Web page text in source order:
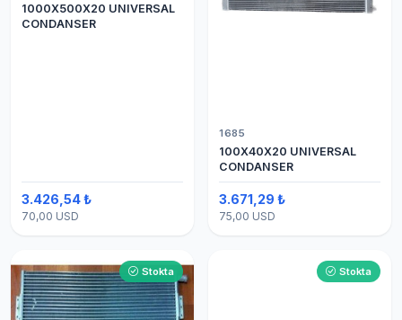
1000X500X20 UNIVERSAL
CONDANSER
3.426,54 ₺
70,00 USD
1685
100X40X20 UNIVERSAL
CONDANSER
3.671,29 ₺
75,00 USD
Stokta Stokta